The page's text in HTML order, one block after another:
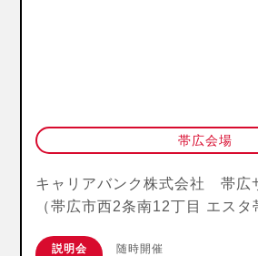
帯広会場
キャリアバンク株式会社 帯広
（帯広市西2条南12丁目 エスタ
説明会
随時開催